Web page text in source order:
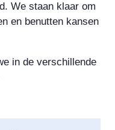
We staan klaar om
en benutten kansen
in de verschillende